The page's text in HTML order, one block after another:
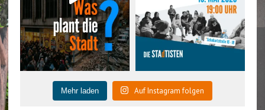
Mehr laden Auf Instagram folgen